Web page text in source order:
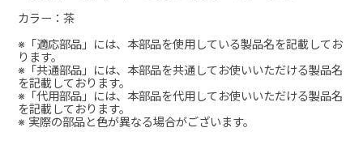
カラー：茶
※「適応部品」には、本部品を使用している製品名を記載してお
ります。
※「共通部品」には、本部品を共通してお使いいただける製品名
を記載しております。
※「代用部品」には、本部品を代用してお使いいただける製品名
を記載しております。
※ 実際の部品と色が異なる場合がございます。